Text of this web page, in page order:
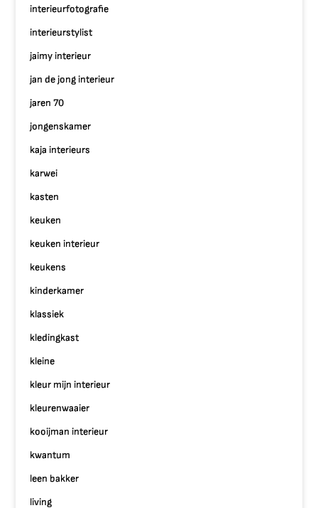
interieurfotografie
interieurstylist
jaimy interieur
jan de jong interieur
jaren 70
jongenskamer
kaja interieurs
karwei
kasten
keuken
keuken interieur
keukens
kinderkamer
klassiek
kledingkast
kleine
kleur mijn interieur
kleurenwaaier
kooijman interieur
kwantum
leen bakker
living